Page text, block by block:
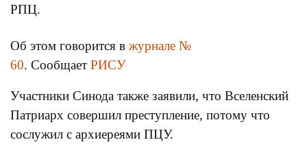
РПЦ.
Об этом говорится в журнале №
60. Сообщает РИСУ
Участники Синода также заявили, что Вселенский
Патриарх совершил преступление, потому что
сослужил с архиереями ПЦУ.